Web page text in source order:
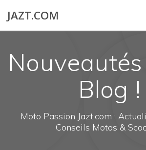
JAZT.COM
Blog !
Moto Passion Jazt.com :
Conseils Motos &